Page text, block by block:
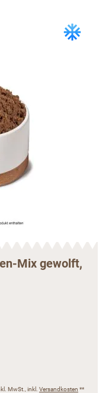
Mix gewolft,
MwSt., inkl. Versandkosten **